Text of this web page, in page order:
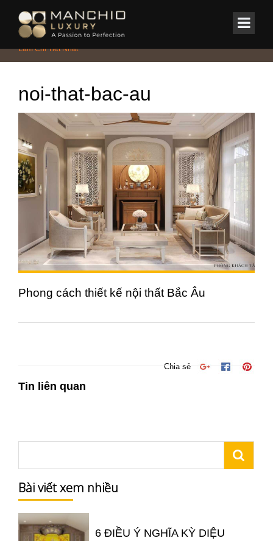
Home/Tin Tức & Sự Kiện/Báo Giá Dịch Vụ Thiết Kế Nội Thất Tại Gia
Lâm Chi Tiết Nhất
noi-that-bac-au
Phong cách thiết kế nội thất Bắc Âu
Chia sẻ
Tin liên quan
Bài viết xem nhiều
6 ĐIỀU Ý NGHĨA KỲ DIỆU